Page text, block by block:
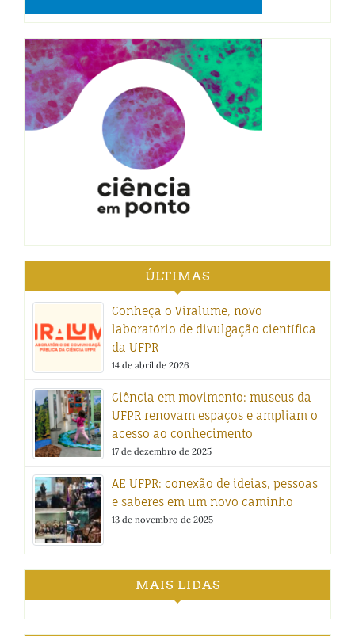
ÚLTIMAS
Conheça o Viralume, novo
laboratório de divulgação científica
da UFPR
14 de abril de 2026
Ciência em movimento: museus da
UFPR renovam espaços e ampliam o
acesso ao conhecimento
17 de dezembro de 2025
AE UFPR: conexão de ideias, pessoas
e saberes em um novo caminho
13 de novembro de 2025
MAIS LIDAS